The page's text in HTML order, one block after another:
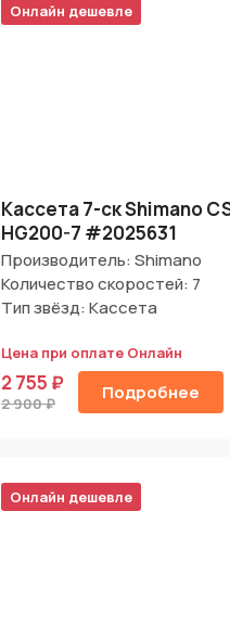
Онлайн дешевле
Кассета 7-ск Shimano
HG200-7 #2025631
Производитель: Shimano
Количество скоростей: 7
Тип звёзд: Кассета
Цена при оплате Онлайн
2 755 ₽
2 900 ₽ Подробнее
Онлайн дешевле